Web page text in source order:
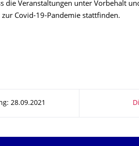
die Veranstaltungen unter Vorbehalt
Covid-19-Pandemie stattfinden.
28.09.2021